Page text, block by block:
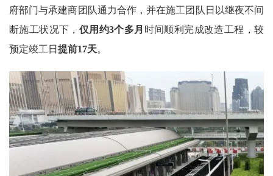
府部门与承建商团队通力合作，并在施工团队日以继夜不间
断施工状况下， 仅用约3个多月 时间顺利完成改造工程，较
预定竣工日 提前17天。